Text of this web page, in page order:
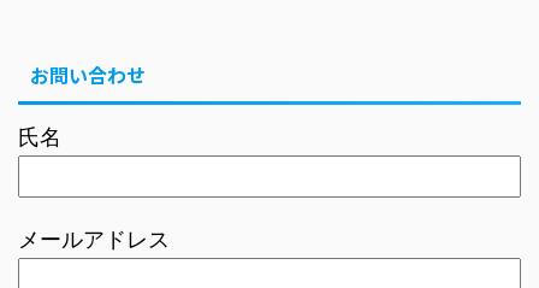
お問い合わせ
氏名
メールアドレス